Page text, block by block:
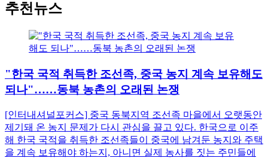
추천뉴스
"한국 국적 취득한 조선족, 중국 농지 계속 보유해도
되나"……동북 농촌의 오래된 논쟁
[인터내셔널포커스] 중국 동북지역 조선족 마을에서 오랫동안
제기돼 온 농지 문제가 다시 관심을 끌고 있다. 한국으로 이주
해 한국 국적을 취득한 조선족들이 중국에 남겨둔 농지와 주택
을 계속 보유해야 하는지, 아니면 실제 농사를 짓는 주민들에